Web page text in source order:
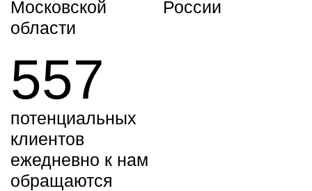
Московской
области
России
557
потенциальных
клиентов
ежедневно к нам
обращаются